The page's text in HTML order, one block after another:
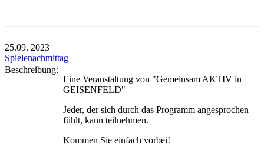
25.09. 2023
Spielenachmittag
Beschreibung:
Eine Veranstaltung von "Gemeinsam AKTIV in
GEISENFELD"
Jeder, der sich durch das Programm angesprochen
fühlt, kann teilnehmen.
Kommen Sie einfach vorbei!